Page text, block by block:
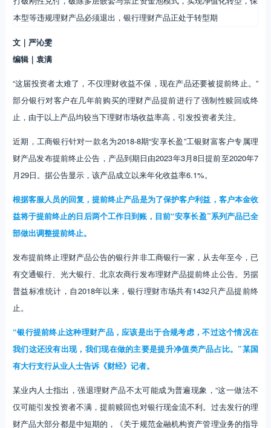
本型等违规理财产品必须退出，银行理财产品正处于转型期
文｜严沁雯
编辑｜袁满
“这届投资者太难了，不仅理财收益不保，现在产品还要被提前终止。”
部分银行对客户在几年前购买的理财产品提前进行了强制性赎回或终
止，由于以上产品均较当下理财市场收益率高，引发投资者关注。
近期，工商银行针对一款名为2018-8期“安享长盈”工银财富客户专属理
财产品发布提前终止公告，产品到期日由2023年3月8日提前至2020年7
月29日。据公告显示，该产品成立以来年化收益率6.1%。
根据客服人员的回复，提前终止产品是为了保护客户利益，客户本金收
益将于提前终止的日后两个工作日到账，目前“安享长盈”系列产品已全
部做出调整提前终止。
发布提前终止理财产品公告的银行并非工商银行一家，从去年至今，已
有交通银行、光大银行、北京农商行发布理财产品提前终止公告。另据
普益标准统计，自2018年以来，银行理财市场共有1432只产品提前终
止。
“银行提前终止这种理财产品，应该是出于合规考虑，不过这个情况在
我们这还没有出现，我们现在做的主要是提升净值类产品占比。”某国
有大行支行从业人士告诉《财经》记者。
某业内人士指出，强退理财产品不太可能成为普遍现象，“这一做法不
仅可能引发投资者不满，提前赎回也对银行现金流不利。过去发行的理
财产品大部分都是中短期的，《关于规范金融机构资产管理业务的指导